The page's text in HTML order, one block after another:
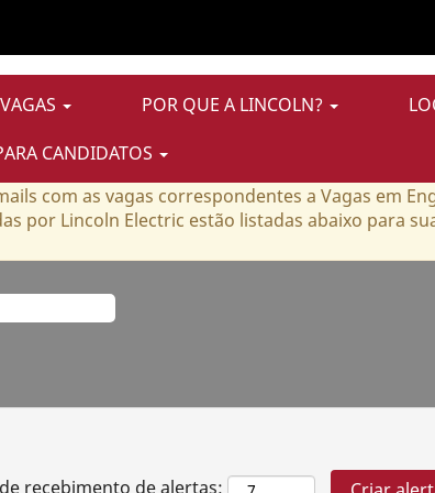
POR QUE A LINCOLN?
CANDIDATOS
Vagas em
com as vagas correspondentes a Vagas em
por Lincoln Electric estão listadas abaixo para
recebimento de alertas: